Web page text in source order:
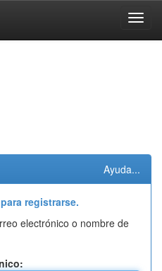
Ayuda...
registrarse.
electrónico o nombre de